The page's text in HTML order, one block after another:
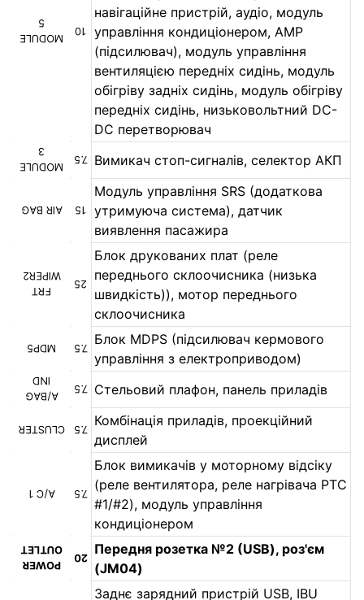
MODULE
5
10
навігаційне пристрій, аудіо, модуль
управління кондиціонером, AMP
(підсилювач), модуль управління
вентиляцією передніх сидінь, модуль
обігріву задніх сидінь, модуль обігріву
передніх сидінь, низьковольтний DC-
DC перетворювач
MODULE
3
7.5 Вимикач стоп-сигналів, селектор АКП
AIR BAG 15
Модуль управління SRS (додаткова
утримуюча система), датчик
виявлення пасажира
FRT
WIPER2
25
Блок друкованих плат (реле
переднього склоочисника (низька
швидкість)), мотор переднього
склоочисника
MDP5 7.5
Блок MDPS (підсилювач кермового
управління з електроприводом)
A/BAG
IND
7.5 Стельовий плафон, панель приладів
CLUSTER 7.5
Комбінація приладів, проекційний
дисплей
A/C 1 7.5
Блок вимикачів у моторному відсіку
(реле вентилятора, реле нагрівача PTC
#1/#2), модуль управління
кондиціонером
POWER
OUTLET
20
Передня розетка №2 (USB), роз'єм
(JM04)
Заднє зарядний пристрій USB, IBU